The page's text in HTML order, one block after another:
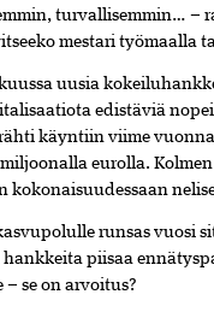
turvallisemmin… –
mestari työmaalla
uusia
edistäviä
käyntiin viime
eurolla.
runsas vuosi
piisaa
se on arvoitus?